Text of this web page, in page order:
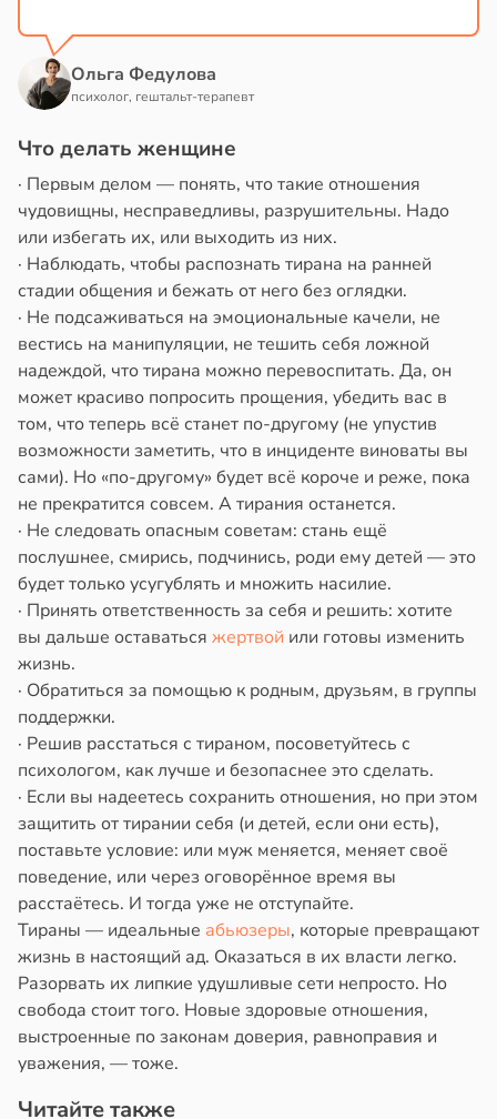
Ольга Федулова
психолог, гештальт-терапевт
Что делать женщине
· Первым делом — понять, что такие отношения
чудовищны, несправедливы, разрушительны. Надо
или избегать их, или выходить из них.
· Наблюдать, чтобы распознать тирана на ранней
стадии общения и бежать от него без оглядки.
· Не подсаживаться на эмоциональные качели, не
вестись на манипуляции, не тешить себя ложной
надеждой, что тирана можно перевоспитать. Да, он
может красиво попросить прощения, убедить вас в
том, что теперь всё станет по-другому (не упустив
возможности заметить, что в инциденте виноваты вы
сами). Но «по-другому» будет всё короче и реже, пока
не прекратится совсем. А тирания останется.
· Не следовать опасным советам: стань ещё
послушнее, смирись, подчинись, роди ему детей — это
будет только усугублять и множить насилие.
· Принять ответственность за себя и решить: хотите
вы дальше оставаться жертвой или готовы изменить
жизнь.
· Обратиться за помощью к родным, друзьям, в группы
поддержки.
· Решив расстаться с тираном, посоветуйтесь с
психологом, как лучше и безопаснее это сделать.
· Если вы надеетесь сохранить отношения, но при этом
защитить от тирании себя (и детей, если они есть),
поставьте условие: или муж меняется, меняет своё
поведение, или через оговорённое время вы
расстаётесь. И тогда уже не отступайте.
Тираны — идеальные абьюзеры, которые превращают
жизнь в настоящий ад. Оказаться в их власти легко.
Разорвать их липкие удушливые сети непросто. Но
свобода стоит того. Новые здоровые отношения,
выстроенные по законам доверия, равноправия и
уважения, — тоже.
Читайте также